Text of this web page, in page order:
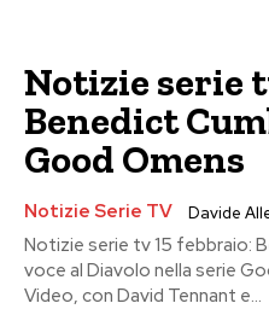
Notizie serie
Benedict
Good Omens
Notizie Serie TV Davide
Notizie serie tv 15 febbraio:
voce al Diavolo nella serie
Video, con David Tennant e...